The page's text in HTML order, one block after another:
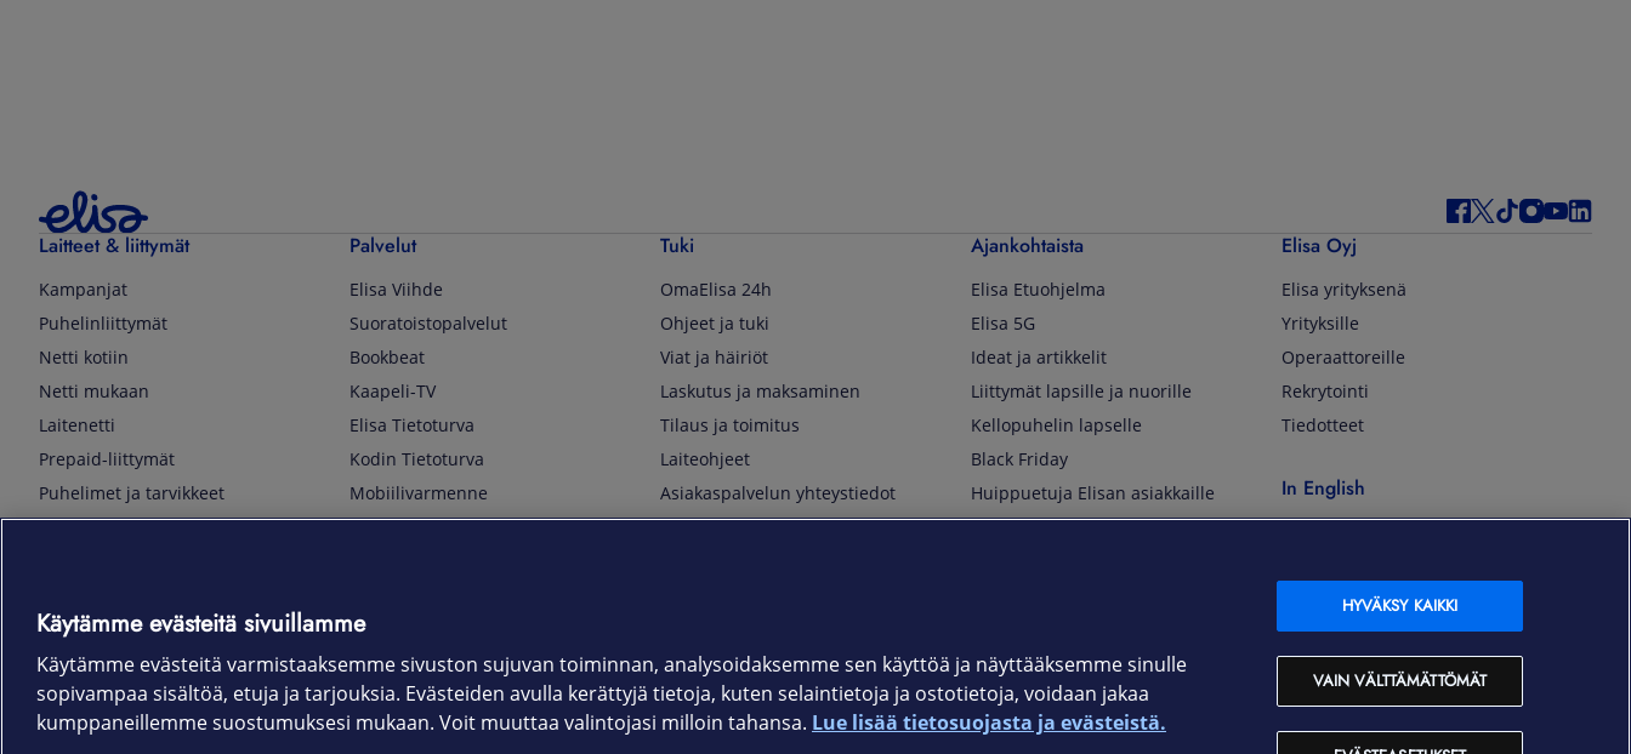
Laitteet & liittymät
Kampanjat
Puhelinliittymät
Netti kotiin
Netti mukaan
Laitenetti
Prepaid-liittymät
Puhelimet ja tarvikkeet
Tietotekniikka
Kodinkoneet
Kamerat ja dronet
Kellot ja rannekkeet
Älykoti
Palvelut
Elisa Viihde
Suoratoistopalvelut
Bookbeat
Kaapeli-TV
Elisa Tietoturva
Kodin Tietoturva
Mobiilivarmenne
Kuka soittaa
Elisa Pilvilinna
Elisa Laiteturva
Elisa Rinnakkaisliittymät
Elisa Kotiturva -hälytysjärjestelmä
Tuki
OmaElisa 24h
Ohjeet ja tuki
Viat ja häiriöt
Laskutus ja maksaminen
Tilaus ja toimitus
Laiteohjeet
Asiakaspalvelun yhteystiedot
Soita Omagurulle
Asiakastiedotteet
OmaElisa-sovellus
Kirjaudu sähköpostiin
Ajankohtaista
Elisa Etuohjelma
Elisa 5G
Ideat ja artikkelit
Liittymät lapsille ja nuorille
Kellopuhelin lapselle
Black Friday
Huippuetuja Elisan asiakkaille
Elisa Oyj
Elisa yrityksenä
Yrityksille
Operaattoreille
Rekrytointi
Tiedotteet
In English
Moving to Finland
Elisa Corporation
På Svenska
Käytämme evästeitä sivuillamme
Käytämme evästeitä varmistaaksemme sivuston sujuvan toiminnan, analysoidaksemme sen käyttöä ja näyttääksemme sinulle
sopivampaa sisältöä, etuja ja tarjouksia. Evästeiden avulla kerättyjä tietoja, kuten selaintietoja ja ostotietoja, voidaan jakaa
kumppaneillemme suostumuksesi mukaan. Voit muuttaa valintojasi milloin tahansa. Lue lisää tietosuojasta ja evästeistä.
VAIN VÄLTTÄMÄTTÖMÄT
HYVÄKSY KAIKKI